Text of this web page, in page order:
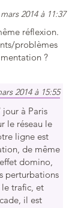
mars 2014 à 11:37
réflexion.
problèmes
?
2014 à 15:55
jour à Paris
le réseau le
ligne est
de même
domino,
perturbations
trafic, et
il est